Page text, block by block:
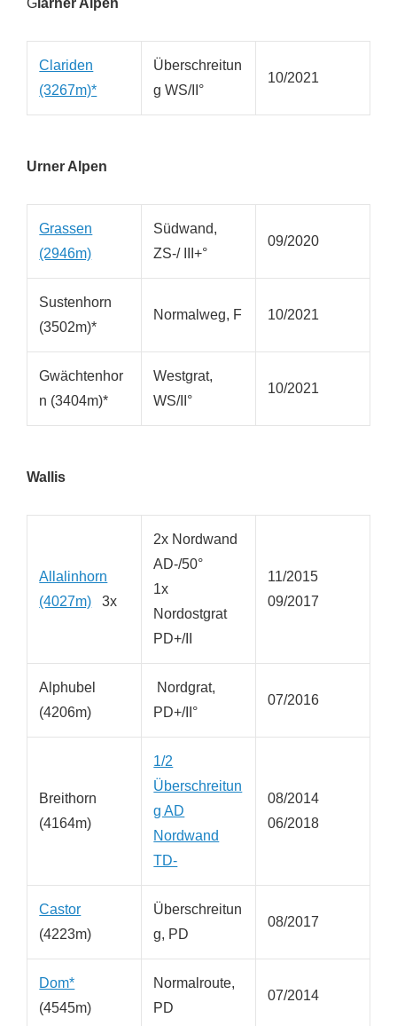
G larner Alpen
Clariden
(3267m)*
Überschreitun
g WS/II°
10/2021
Urner Alpen
Grassen
(2946m)
Südwand,
ZS-/ III+°
09/2020
Sustenhorn
(3502m)*
Normalweg, F 10/2021
Gwächtenhor
n (3404m)*
Westgrat,
WS/II°
10/2021
Wallis
Allalinhorn
(4027m) 3x
2x Nordwand
AD-/50°
1x
Nordostgrat
PD+/II
11/2015
09/2017
Alphubel
(4206m)
Nordgrat,
PD+/II°
07/2016
Breithorn
(4164m)
1/2
Überschreitun
g AD
Nordwand
TD-
08/2014
06/2018
Castor
(4223m)
Überschreitun
g, PD
08/2017
Dom*
(4545m)
Normalroute,
PD
07/2014